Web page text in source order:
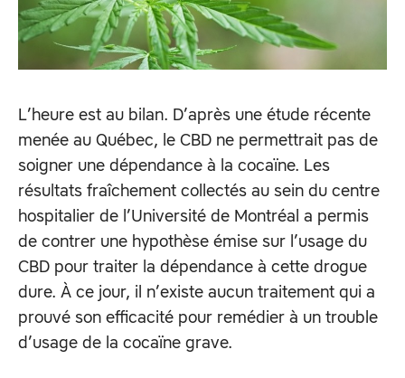
L’heure est au bilan. D’après une étude récente
menée au Québec, le CBD ne permettrait pas de
soigner une dépendance à la cocaïne. Les
résultats fraîchement collectés au sein du centre
hospitalier de l’Université de Montréal a permis
de contrer une hypothèse émise sur l’usage du
CBD pour traiter la dépendance à cette drogue
dure. À ce jour, il n’existe aucun traitement qui a
prouvé son efficacité pour remédier à un trouble
d’usage de la cocaïne grave.